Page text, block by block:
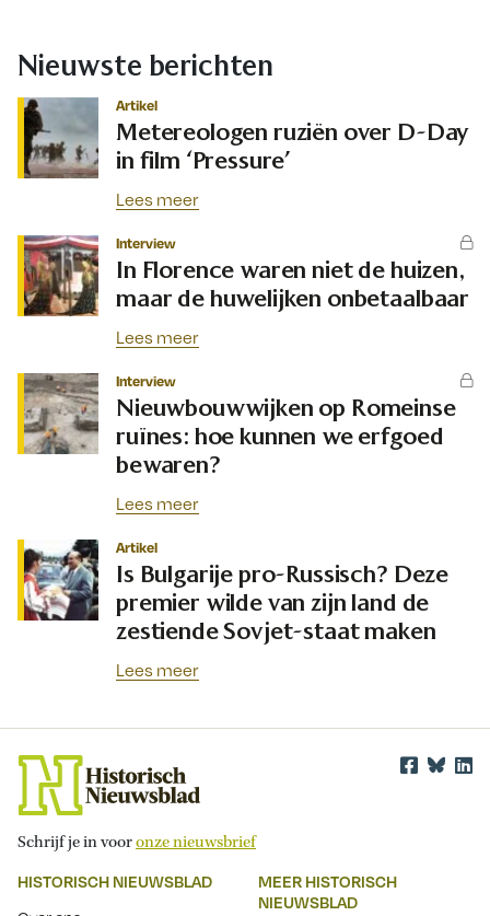
Nieuwste berichten
Artikel
Metereologen ruziën over D-Day
in film ‘Pressure’
Lees meer
Interview
In Florence waren niet de huizen,
maar de huwelijken onbetaalbaar
Lees meer
Interview
Nieuwbouwwijken op Romeinse
ruïnes: hoe kunnen we erfgoed
bewaren?
Lees meer
Artikel
Is Bulgarije pro-Russisch? Deze
premier wilde van zijn land de
zestiende Sovjet-staat maken
Lees meer
Schrijf je in vooronze nieuwsbrief
HISTORISCH NIEUWSBLAD
MEER HISTORISCH
NIEUWSBLAD